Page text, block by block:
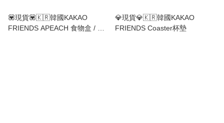
💟現貨💟🇰🇷韓國KAKAO
FRIENDS APEACH 食物盒 / 小
💎現貨💎🇰🇷韓國KAKAO
FRIENDS Coaster杯墊